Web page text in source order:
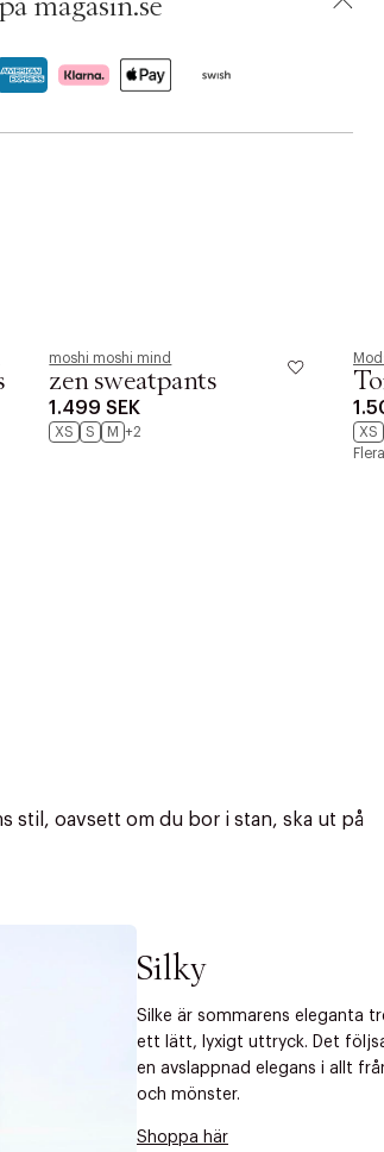
magasin.se
moshi moshi mind
zen sweatpants
1.499 SEK
XS S M +2
XS
stil, oavsett om du bor i stan, ska ut på
Silky
Silke är sommarens eleganta
ett lätt, lyxigt uttryck. Det
en avslappnad elegans i allt
och mönster.
Shoppa här
Nästa